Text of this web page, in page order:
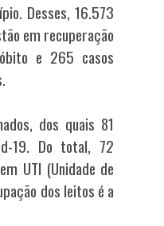
Desses, 16.573
em recuperação
e 265 casos
dos quais 81
19. Do total, 72
UTI (Unidade de
dos leitos é a